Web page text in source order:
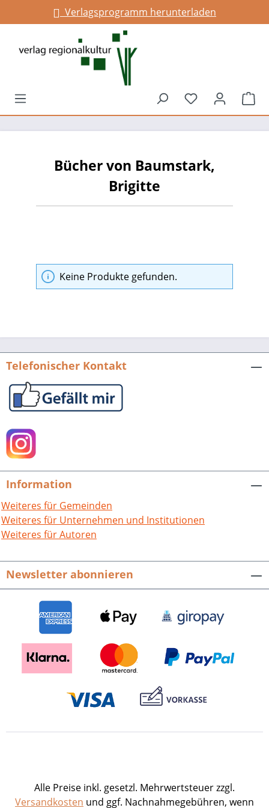
springenVerlagsprogramm herunterladen
Du hast 0
Bücher von Baumstark,
Brigitte
Keine Produkte gefunden.
Telefonischer Kontakt
Information
Weiteres für Gemeinden
Weiteres für Unternehmen und Institutionen
Weiteres für Autoren
Newsletter abonnieren
Alle Preise inkl. gesetzl. Mehrwertsteuer zzgl.
Versandkosten und ggf. Nachnahmegebühren, wenn